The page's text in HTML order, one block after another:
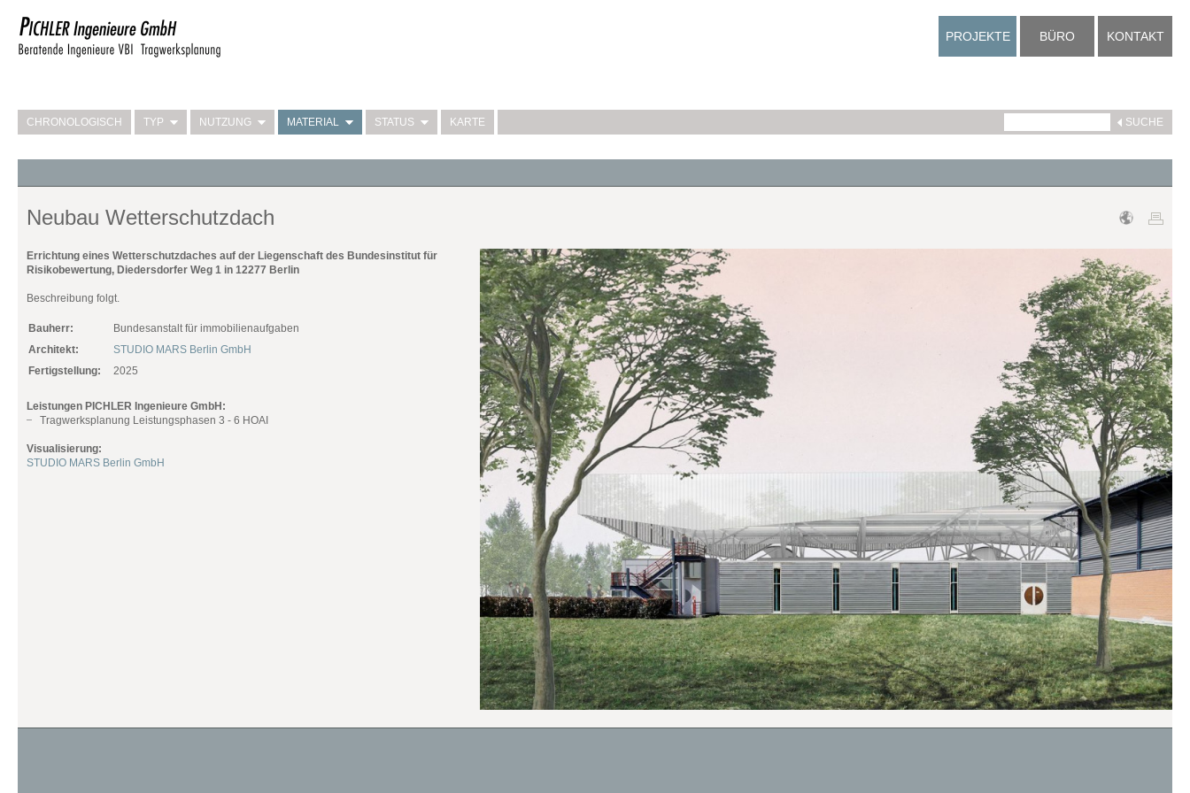
PROJEKTE
CHRONOLOGISCH TYP NUTZUNG MATERIAL STATUS KARTE
BÜRO KONTAKT
Neubau Wetterschutzdach
Errichtung eines Wetterschutzdaches auf der Liegenschaft des Bundesinstitut für
Risikobewertung, Diedersdorfer Weg 1 in 12277 Berlin
Beschreibung folgt.
Bauherr:
Bundesanstalt für immobilienaufgaben
Architekt:
STUDIO MARS Berlin GmbH
Fertigstellung:
2025
Leistungen PICHLER Ingenieure GmbH:
Tragwerksplanung Leistungsphasen 3 - 6 HOAI
Visualisierung:
STUDIO MARS Berlin GmbH